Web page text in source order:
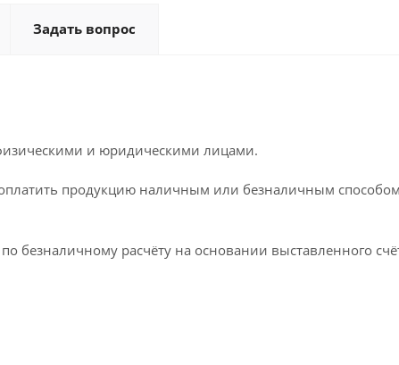
Задать вопрос
и юридическими лицами.
продукцию наличным или безналичным
безналичному расчёту на основании выставленного